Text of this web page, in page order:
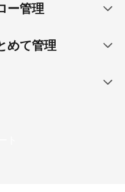
ー管理
めて管理